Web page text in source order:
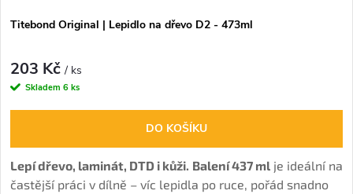
Titebond Original | Lepidlo na dřevo D2 - 473ml
203 Kč/ ks
Skladem 6 ks
DO KOŠÍKU
Lepí dřevo, laminát, DTD i kůži. Balení 437 ml je ideální na
častější práci v dílně – víc lepidla po ruce, pořád snadno